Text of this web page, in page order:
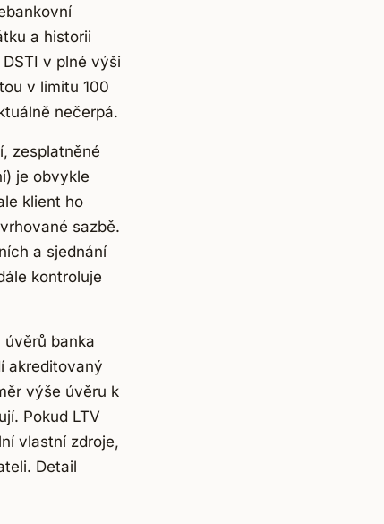
a historii
v plné výši
v limitu 100
nečerpá.
zesplatněné
je obvykle
klient ho
sazbě.
a sjednání
kontroluje
banka
akreditovaný
výše úvěru k
Pokud LTV
vlastní zdroje,
Detail